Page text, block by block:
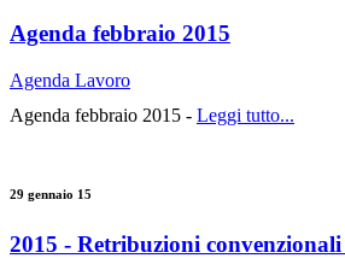
Agenda febbraio 2015
Agenda Lavoro
Agenda febbraio 2015 - Leggi tutto...
29 gennaio 15
2015 - Retribuzioni